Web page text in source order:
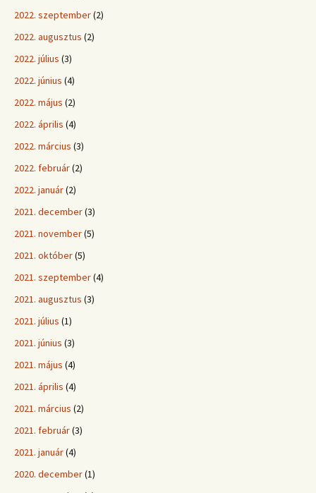
2022. szeptember(2)
2022. augusztus (2)
2022. július (3)
2022. június (4)
2022. május (2)
2022. április (4)
2022. március (3)
2022. február(2)
2022. január(2)
2021. december(3)
2021. november(5)
2021. október(5)
2021. szeptember(4)
2021. augusztus (3)
2021. július (1)
2021. június (3)
2021. május (4)
2021. április (4)
2021. március (2)
2021. február(3)
2021. január(4)
2020. december(1)